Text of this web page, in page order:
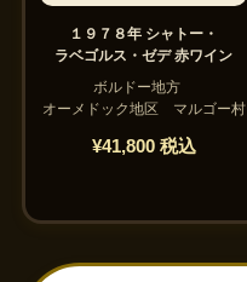
１９７８年 シャトー・
ラベゴルス・ゼデ 赤ワイン
ボルドー地方
オーメドック地区 マルゴー村
¥41,800 税込